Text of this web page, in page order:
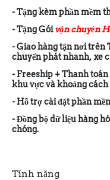
- Tặng kèm phần mềm
- Tặng Góivận chuyển
- Giao hàng tận nơi trên
chuyển phát nhanh, xe
- Freeship + Thanh
khu vực và khoảng
- Hỗ trợ cài đặt phần
- Đồng bộ dữ liệu hàng
chóng.
Tính năng